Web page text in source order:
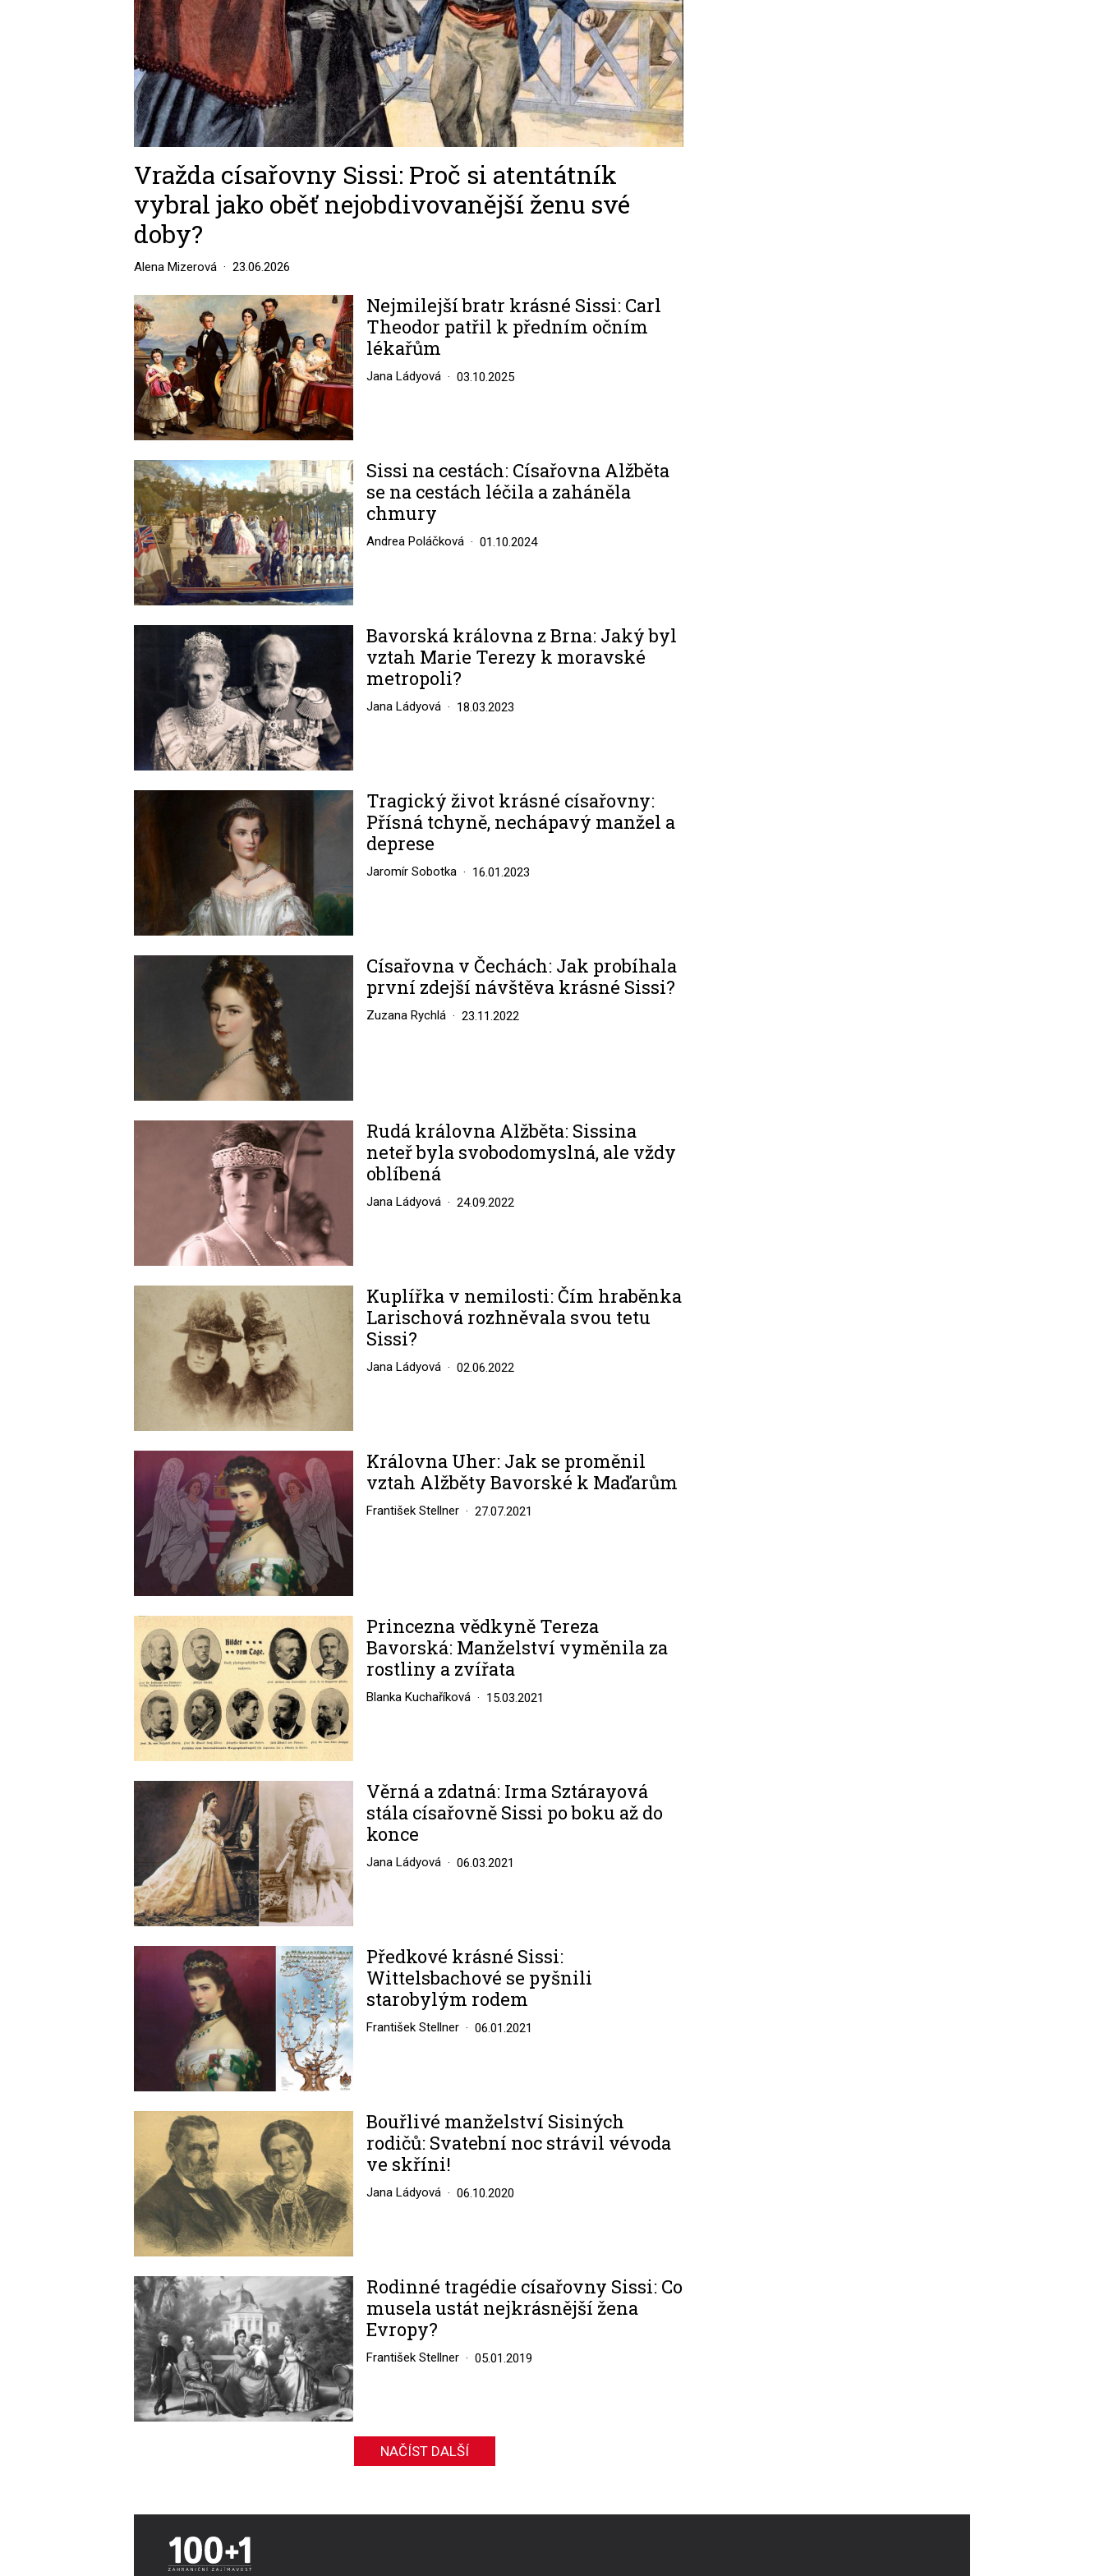
Vražda císařovny Sissi: Proč si atentátník
vybral jako oběť nejobdivovanější ženu své
doby?
Alena Mizerová 23.06.2026
Image
Nejmilejší bratr krásné Sissi: Carl
Theodor patřil k předním očním
lékařům
Jana Ládyová 03.10.2025
Image
Sissi na cestách: Císařovna Alžběta
se na cestách léčila a zaháněla
chmury
Andrea Poláčková 01.10.2024
Bavorská královna z Brna: Jaký byl
vztah Marie Terezy k moravské
metropoli?
Jana Ládyová 18.03.2023
Tragický život krásné císařovny:
Přísná tchyně, nechápavý manžel a
deprese
Jaromír Sobotka 16.01.2023
Císařovna v Čechách: Jak probíhala
první zdejší návštěva krásné Sissi?
Zuzana Rychlá 23.11.2022
Rudá královna Alžběta: Sissina
neteř byla svobodomyslná, ale vždy
oblíbená
Jana Ládyová 24.09.2022
Kuplířka v nemilosti: Čím hraběnka
Larischová rozhněvala svou tetu
Sissi?
Jana Ládyová 02.06.2022
Image
Královna Uher: Jak se proměnil
vztah Alžběty Bavorské k Maďarům
František Stellner 27.07.2021
Image
Princezna vědkyně Tereza
Bavorská: Manželství vyměnila za
rostliny a zvířata
Blanka Kuchaříková 15.03.2021
Image
Věrná a zdatná: Irma Sztárayová
stála císařovně Sissi po boku až do
konce
Jana Ládyová 06.03.2021
Předkové krásné Sissi:
Wittelsbachové se pyšnili
starobylým rodem
František Stellner 06.01.2021
Image
Bouřlivé manželství Sisiných
rodičů: Svatební noc strávil vévoda
ve skříni!
Jana Ládyová 06.10.2020
Image
Rodinné tragédie císařovny Sissi: Co
musela ustát nejkrásnější žena
Evropy?
František Stellner 05.01.2019
NAČÍST DALŠÍ